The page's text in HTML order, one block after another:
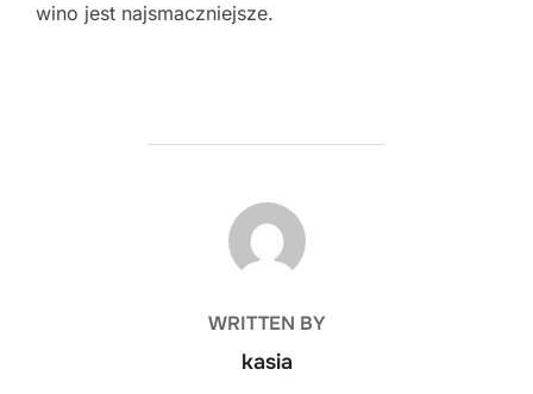
wino jest najsmaczniejsze.
POST AUTHOR
WRITTEN BY
kasia